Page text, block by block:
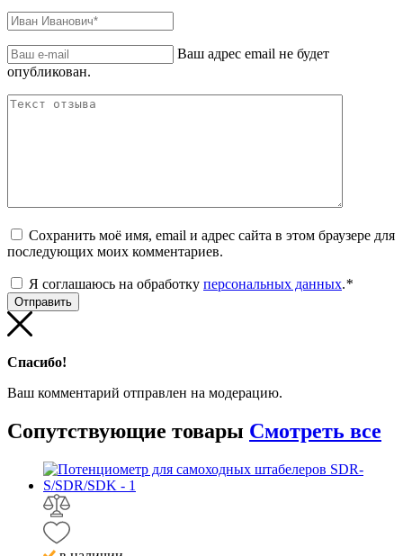
Ваш адрес email не будет
опубликован.
Сохранить моё имя, email и адрес сайта в этом браузере для
последующих моих комментариев.
Я соглашаюсь на обработку персональных данных.*
Спасибо!
Ваш комментарий отправлен на модерацию.
Сопутствующие товары Смотреть все